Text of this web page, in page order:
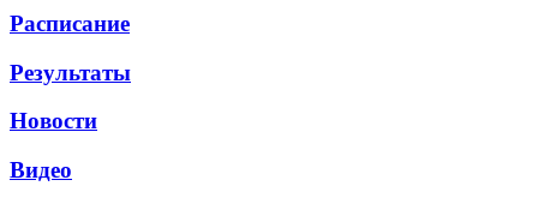
Расписание
Результаты
Новости
Видео